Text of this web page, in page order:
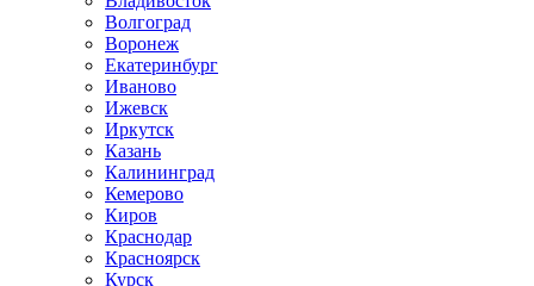
Волгоград
Воронеж
Екатеринбург
Иваново
Ижевск
Иркутск
Казань
Калининград
Кемерово
Киров
Краснодар
Красноярск
Курск